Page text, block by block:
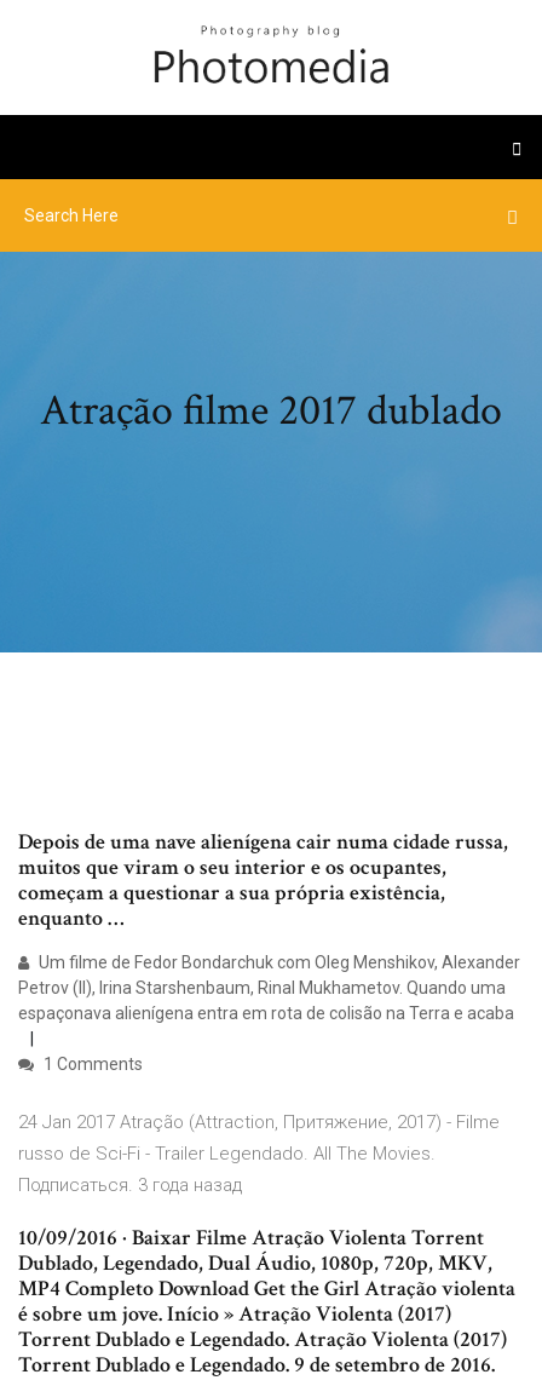
Atração filme 2017 dublado
Depois de uma nave alienígena cair numa cidade russa,
muitos que viram o seu interior e os ocupantes,
começam a questionar a sua própria existência,
enquanto …
Um filme de Fedor Bondarchuk com Oleg Menshikov, Alexander
Petrov (II), Irina Starshenbaum, Rinal Mukhametov. Quando uma
espaçonava alienígena entra em rota de colisão na Terra e acaba
1 Comments
24 Jan 2017 Atração (Attraction, Притяжение, 2017) - Filme
russo de Sci-Fi - Trailer Legendado. All The Movies.
Подписаться. 3 года назад
10/09/2016 · Baixar Filme Atração Violenta Torrent
Dublado, Legendado, Dual Áudio, 1080p, 720p, MKV,
MP4 Completo Download Get the Girl Atração violenta
é sobre um jove. Início » Atração Violenta (2017)
Torrent Dublado e Legendado. Atração Violenta (2017)
Torrent Dublado e Legendado. 9 de setembro de 2016.